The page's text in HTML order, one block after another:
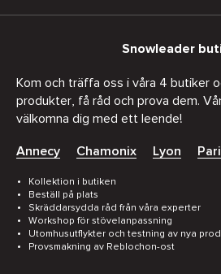
Snowleader
Kom och träffa oss i våra 4 butiker
produkter, få råd och prova dem.
välkomna dig med ett leende!
Annecy Chamonix Lyon
Kollektion i butiken
Beställ på plats
Skräddarsydda råd från våra experter
Workshop för stövelanpassning
Utomhusutflykter och testning av nya
Provsmakning av Reblochon-ost